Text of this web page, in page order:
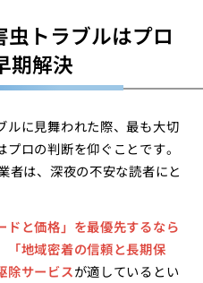
トラブルはプロ
期解決
ルに見舞われた際、最も大切
ロの判断を仰ぐことです。
者は、深夜の不安な読者にと
ドと価格」を最優先するなら
「地域密着の信頼と長期保
除サービスが適しているとい